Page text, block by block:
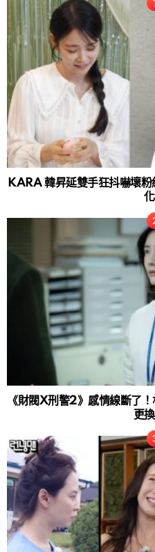
KARA 韓昇延雙手狂抖嚇壞
化
《財閥X刑警2》感情線斷了
更